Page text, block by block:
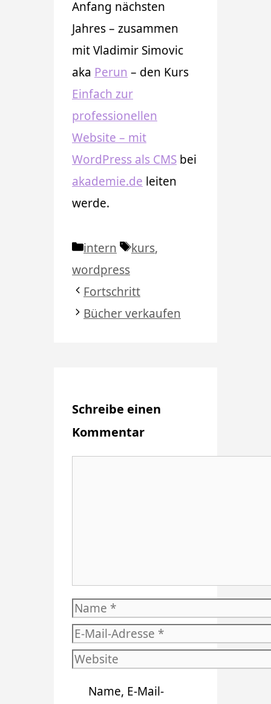
Anfang nächsten
Jahres – zusammen
mit Vladimir Simovic
aka Perun – den Kurs
Einfach zur
professionellen
Website – mit
WordPress als CMS bei
akademie.de leiten
werde.
Kategorien
intern Schlagwörter
kurs,
wordpress
Fortschritt
Bücher verkaufen
Schreibe einen
Kommentar
Name
E-
Mail-
Website
Name, E-Mail-